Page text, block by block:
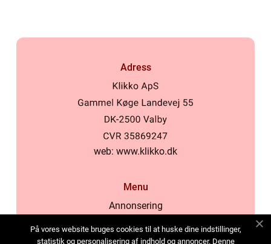
Adress
web: www.klikko.dk
Menu
Annonsering
Cookies
På vores website bruges cookies til at huske dine indstillinger,
statistik og personalisering af indhold og annoncer. Denne